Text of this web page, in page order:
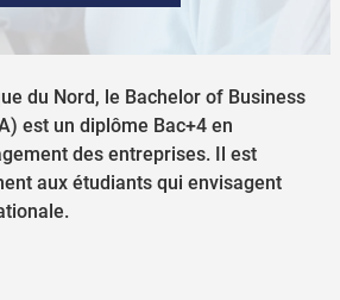
du Nord, le Bachelor of Business
est un diplôme Bac+4 en
des entreprises. Il est
aux étudiants qui envisagent